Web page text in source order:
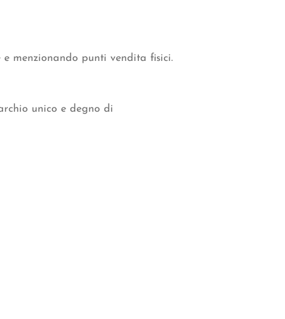
menzionando punti vendita fisici.
unico e degno di